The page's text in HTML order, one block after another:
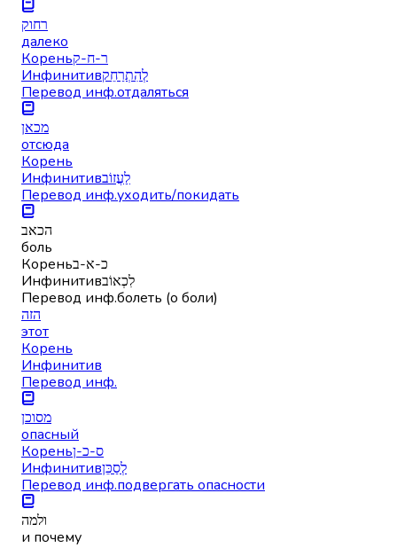
רחוק
далеко
Кореньר-ח-ק
Инфинитивלְהִתְרַחֵק
Перевод инф.отдаляться
מכאן
отсюда
Корень
Инфинитивלַעֲזוֹב
Перевод инф.уходить/покидать
הכאב
боль
Кореньכ-א-ב
Инфинитивלִכְאוֹב
Перевод инф.болеть (о боли)
הזה
этот
Корень
Инфинитив
Перевод инф.
מסוכן
опасный
Кореньס-כ-ן
Инфинитивלְסַכֵּן
Перевод инф.подвергать опасности
ולמה
и почему